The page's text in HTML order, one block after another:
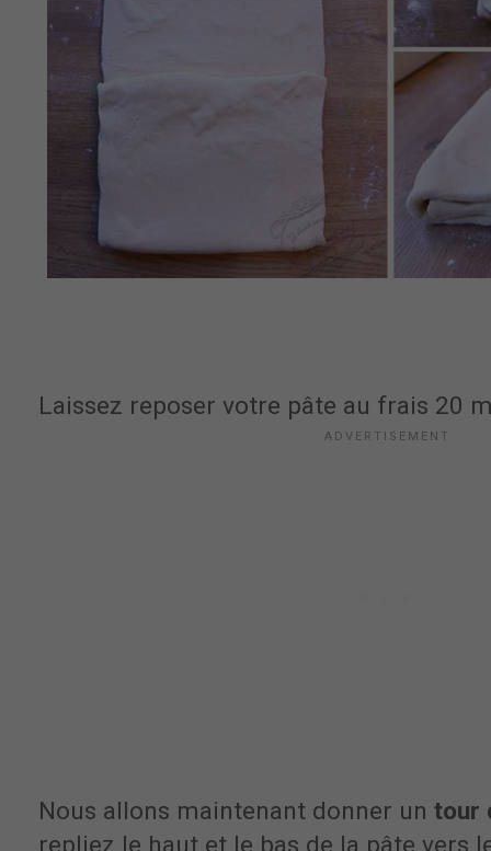
Laissez reposer votre pâte au frais 20
Nous allons maintenant donner un tour